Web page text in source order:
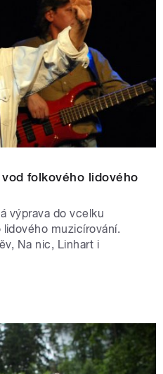
folkového lidového
výprava do vcelku
muzicírování.
Na nic, Linhart i